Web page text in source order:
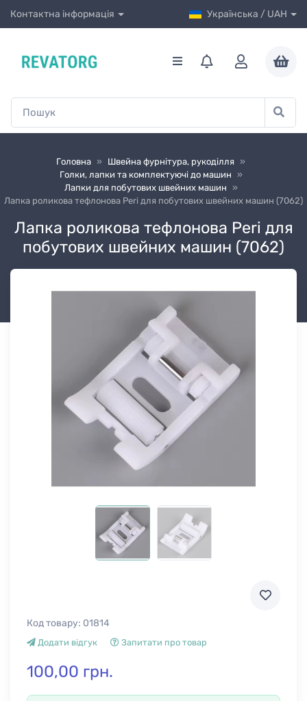
Контактна інформація Українська / UAH
Головна » Швейна фурнітура, рукоділля
»
Голки, лапки та комплектуючі до машин
»
Лапки для побутових швейних машин
»
Лапка роликова тефлонова Peri для побутових швейних машин (7062)
Лапка роликова тефлонова Peri для
побутових швейних машин (7062)
Код товару: 01814
Додати відгук Запитати про товар
100,00 грн.